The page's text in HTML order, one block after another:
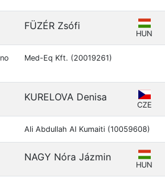
FÜZÉR Zsófi
HUN
Med-Eq Kft. (20019261)
KURELOVA Denisa
CZE
Ali Abdullah Al Kumaiti (10059608)
NAGY Nóra Jázmin
HUN